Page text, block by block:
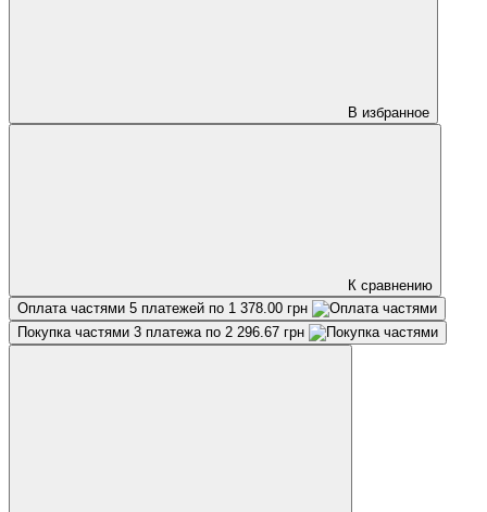
В избранное
К сравнению
Оплата частями 5 платежей по 1 378.00 грн
Покупка частями 3 платежа по 2 296.67 грн